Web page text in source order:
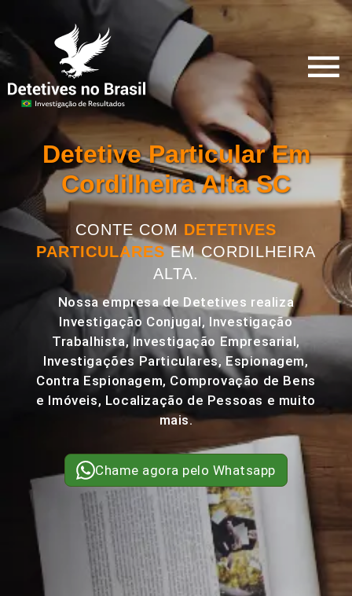
Detetive Particular Em
Cordilheira Alta SC
CONTE COM DETETIVES
PARTICULARESEM CORDILHEIRA
ALTA.
Nossa empresa de Detetives realiza
Investigação Conjugal, Investigação
Trabalhista, Investigação Empresarial,
Investigações Particulares, Espionagem,
Contra Espionagem, Comprovação de Bens
e Imóveis, Localização de Pessoas e muito
mais.
Chame agora pelo Whatsapp